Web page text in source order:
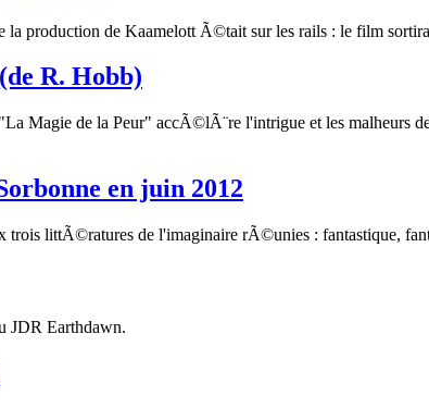
production de Kaamelott Ã©tait sur les rails : le film
R. Hobb)
Magie de la Peur" accÃ©lÃ¨re l'intrigue et les
en juin 2012
littÃ©ratures de l'imaginaire rÃ©unies : fantastique,
JDR Earthdawn.